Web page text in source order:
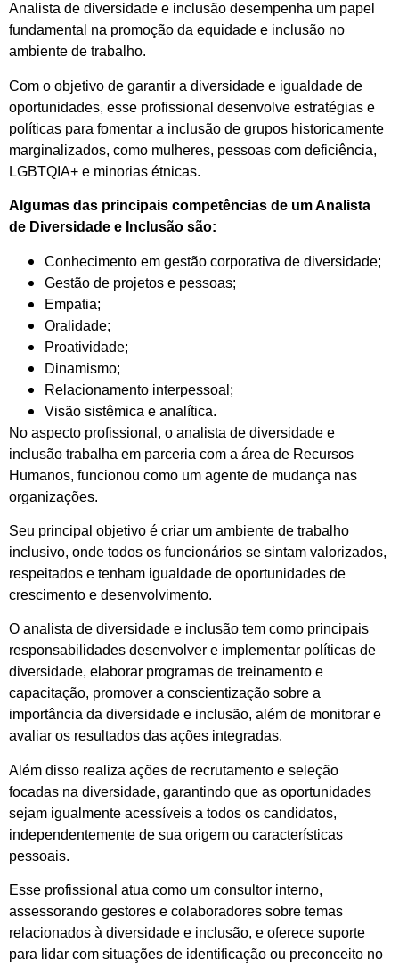
Analista de diversidade e inclusão desempenha um papel
fundamental na promoção da equidade e inclusão no
ambiente de trabalho.
Com o objetivo de garantir a diversidade e igualdade de
oportunidades, esse profissional desenvolve estratégias e
políticas para fomentar a inclusão de grupos historicamente
marginalizados, como mulheres, pessoas com deficiência,
LGBTQIA+ e minorias étnicas.
Algumas das principais competências de um Analista
de Diversidade e Inclusão são:
Conhecimento em gestão corporativa de diversidade;
Gestão de projetos e pessoas;
Empatia;
Oralidade;
Proatividade;
Dinamismo;
Relacionamento interpessoal;
Visão sistêmica e analítica.
No aspecto profissional, o analista de diversidade e
inclusão trabalha em parceria com a área de Recursos
Humanos, funcionou como um agente de mudança nas
organizações.
Seu principal objetivo é criar um ambiente de trabalho
inclusivo, onde todos os funcionários se sintam valorizados,
respeitados e tenham igualdade de oportunidades de
crescimento e desenvolvimento.
O analista de diversidade e inclusão tem como principais
responsabilidades desenvolver e implementar políticas de
diversidade, elaborar programas de treinamento e
capacitação, promover a conscientização sobre a
importância da diversidade e inclusão, além de monitorar e
avaliar os resultados das ações integradas.
Além disso realiza ações de recrutamento e seleção
focadas na diversidade, garantindo que as oportunidades
sejam igualmente acessíveis a todos os candidatos,
independentemente de sua origem ou características
pessoais.
Esse profissional atua como um consultor interno,
assessorando gestores e colaboradores sobre temas
relacionados à diversidade e inclusão, e oferece suporte
para lidar com situações de identificação ou preconceito no